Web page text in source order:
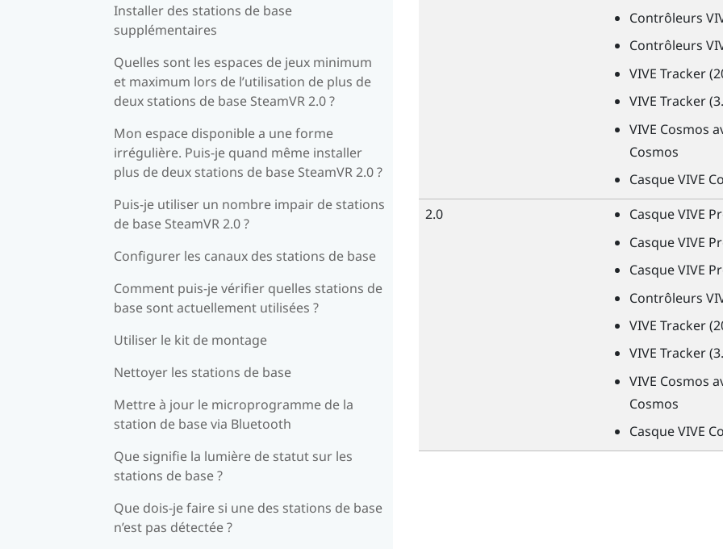
Installer des stations de base
supplémentaires
Quelles sont les espaces de jeux minimum
et maximum lors de l’utilisation de plus de
deux stations de base SteamVR 2.0 ?
Mon espace disponible a une forme
irrégulière. Puis-je quand même installer
plus de deux stations de base SteamVR 2.0 ?
Puis-je utiliser un nombre impair de stations
de base SteamVR 2.0 ?
Configurer les canaux des stations de base
Comment puis-je vérifier quelles stations de
base sont actuellement utilisées ?
Utiliser le kit de montage
Nettoyer les stations de base
Mettre à jour le microprogramme de la
station de base via Bluetooth
Que signifie la lumière de statut sur les
stations de base ?
Que dois-je faire si une des stations de base
n’est pas détectée ?
Contrôleurs
Contrôleurs
VIVE Tracker
VIVE Tracker
VIVE Cosmos
Cosmos
CasqueVIVE
2.0
CasqueVIVE
CasqueVIVE
CasqueVIVE
Contrôleurs
VIVE Tracker
VIVE Tracker
VIVE Cosmos
Cosmos
CasqueVIVE